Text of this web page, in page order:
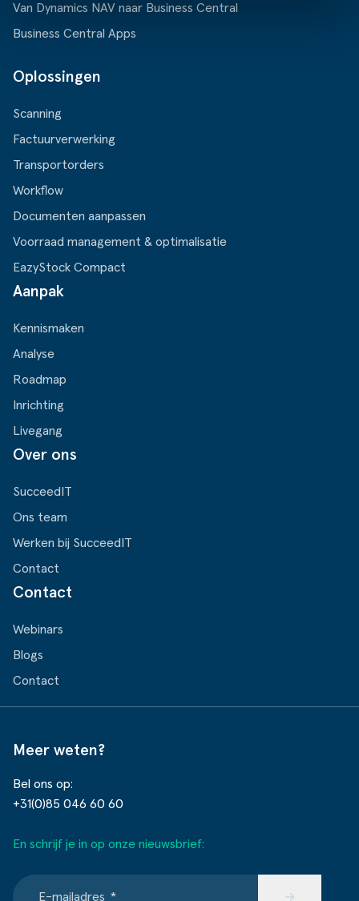
Van Dynamics NAV naar Business Central
Business Central Apps
Oplossingen
Scanning
Factuurverwerking
Transportorders
Workflow
Documenten aanpassen
Voorraad management & optimalisatie
EazyStock Compact
Aanpak
Kennismaken
Analyse
Roadmap
Inrichting
Livegang
Over ons
SucceedIT
Ons team
Werken bij SucceedIT
Contact
Contact
Webinars
Blogs
Contact
Meer weten?
Bel ons op:
+31(0)85 046 60 60
En schrijf je in op onze nieuwsbrief:
E-mailadres * →